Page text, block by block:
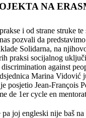
NA
i od strane
pozvali da
Solidarna, na
praksi socijalnog
against
Marina
posjetio Jean-
de 1er cycle en
joj engleski nije baš na